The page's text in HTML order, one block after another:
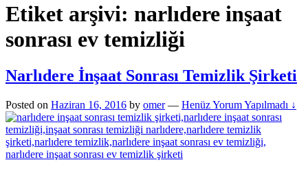
Etiket arşivi: narlıdere inşaat
sonrası ev temizliği
Narlıdere İnşaat Sonrası Temizlik Şirketi
Posted on Haziran 16, 2016 by omer — Henüz Yorum Yapılmadı ↓